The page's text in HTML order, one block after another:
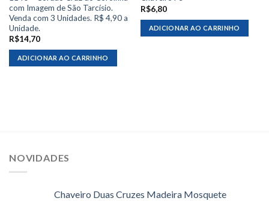
com Imagem de São Tarcísio.
Venda com 3 Unidades. R$ 4,90 a
Unidade.
R$14,70
ADICIONAR AO CARRINHO
R$6,80
ADICIONAR AO CARRINHO
NOVIDADES
Chaveiro Duas Cruzes Madeira Mosquete